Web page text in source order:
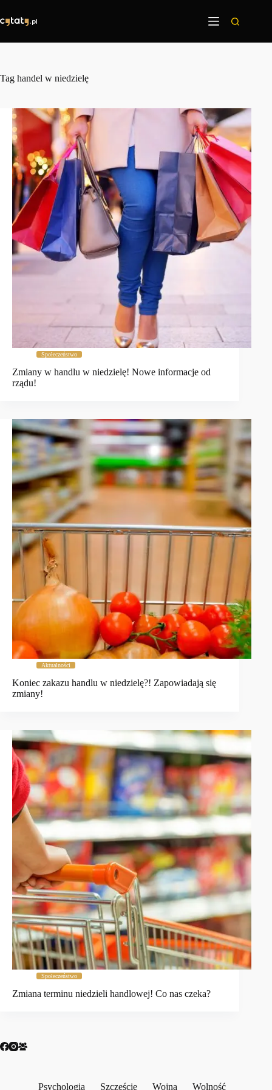
treści
Tag handel w niedzielę
Społeczeństwo
Zmiany w handlu w niedzielę! Nowe informacje od
rządu!
Aktualności
Koniec zakazu handlu w niedzielę?! Zapowiadają się
zmiany!
Społeczeństwo
Zmiana terminu niedzieli handlowej! Co nas czeka?
Psychologia Szczęście Wojna Wolność